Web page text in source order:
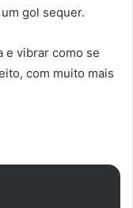
gol sequer.
e vibrar como se
com muito mais